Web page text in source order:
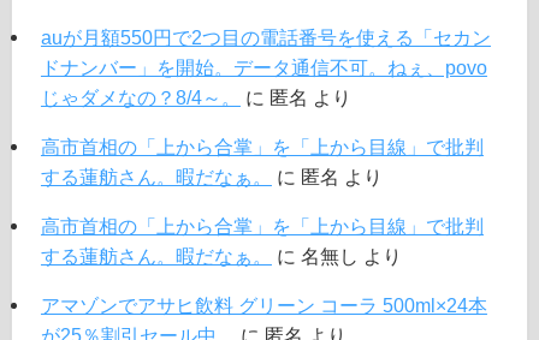
auが月額550円で2つ目の電話番号を使える「セカン
ドナンバー」を開始。データ通信不可。ねぇ、povo
じゃダメなの？8/4～。
に 匿名 より
高市首相の「上から合掌」を「上から目線」で批判
する蓮舫さん。暇だなぁ。
に 匿名 より
高市首相の「上から合掌」を「上から目線」で批判
する蓮舫さん。暇だなぁ。
に 名無し より
アマゾンでアサヒ飲料 グリーン コーラ 500ml×24本
が25％割引セール中。
に 匿名 より